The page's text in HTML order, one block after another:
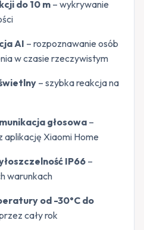
do 10 m – wykrywanie
AI – rozpoznawanie osób
w czasie rzeczywistym
– szybka reakcja na
głosowa –
aplikację Xiaomi Home
IP66 –
warunkach
od -30°C do
cały rok